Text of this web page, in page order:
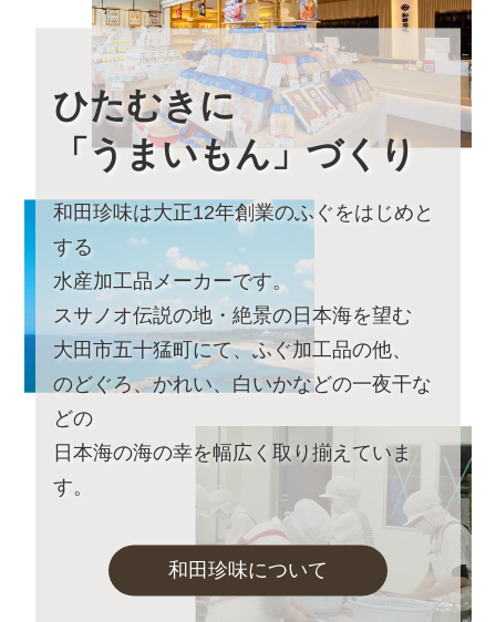
2023年9月1日大感謝祭「秋のうまいもん」開催中！
最大約30%引の大特価です！
2023年8月24日 【本店カフェイベントのお知らせ】
「絶景×写真」
～みんなでカフェのアンバサダー♪～
詳しくはこちら
2023年8月22日 【本店カフェイベントのお知らせ】
9月23日土曜日は朝イベント
「絶景×ヨガ～日常から離れ自分へのご褒美を～」
詳しくはこちら
2023年7月25日 【お盆期間の発送に関するご案内】
お盆休みに伴い、下記の期間中はお荷物のご到着日とし
てお選びいただけません。
あらかじめご了承ください。
対象期間：2023年8月13日(日)～8月22日(火)
なお、ご注文は随時受け付けておりますので、いつでも
2023年5月26日
和田珍味「夏ギフト・お中元特集」開
ひたむきに
「うまいもん」づくり
和田珍味は大正12年創業のふぐをはじめと
する
水産加工品メーカーです。
スサノオ伝説の地・絶景の日本海を望む
大田市五十猛町にて、ふぐ加工品の他、
のどぐろ、かれい、白いかなどの一夜干な
どの
日本海の海の幸を幅広く取り揃えていま
す。
和田珍味について